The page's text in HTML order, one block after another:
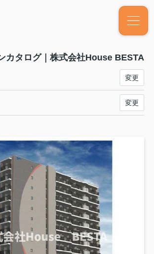
カタログ｜株式会社House BESTA
変更
変更